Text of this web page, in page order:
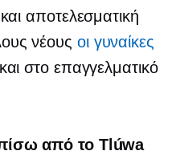
αποτελεσματική
νέους οι γυναίκες
στο επαγγελματικό
από το Tlúwa